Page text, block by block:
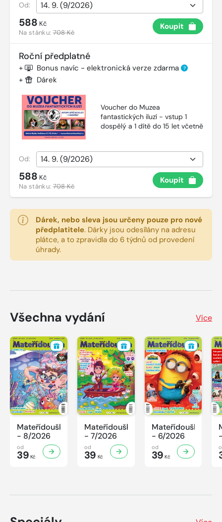
Od:
588 Kč
Na stánku:708 Kč
Koupit
Roční předplatné
+ Bonus navíc - elektronická verze zdarma ?
+ Dárek
Voucher do Muzea
fantastických iluzí - vstup 1
dospělý a 1 dítě do 15 let včetně
Od:
588 Kč
Na stánku:708 Kč
Koupit
Dárek, nebo sleva jsou určeny pouze pro nové
předplatitele. Dárky jsou odesílány na adresu
plátce, a to zpravidla do 6 týdnů od provedení
úhrady.
Všechna vydání Více
Mateřídouška
- 8/2026
od
39 Kč
Mateřídouška
- 7/2026
od
39 Kč
Mateřídouška
- 6/2026
od
39 Kč